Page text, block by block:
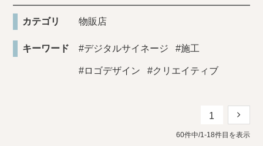
カテゴリ 物販店
キーワード #デジタルサイネージ #施工
#ロゴデザイン #クリエイティブ
1
60件中/1-18件目を表示